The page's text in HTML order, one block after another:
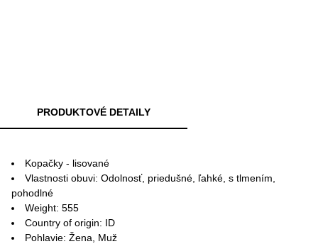
PRODUKTOVÉ DETAILY
Kopačky - lisované
Vlastnosti obuvi: Odolnosť, priedušné, ľahké, s tlmením,
pohodlné
Weight: 555
Country of origin: ID
Pohlavie: Žena, Muž